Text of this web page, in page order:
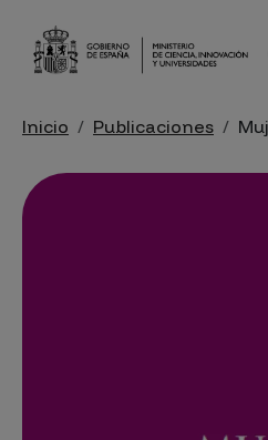
Sobrescribir
Inicio Publicaciones